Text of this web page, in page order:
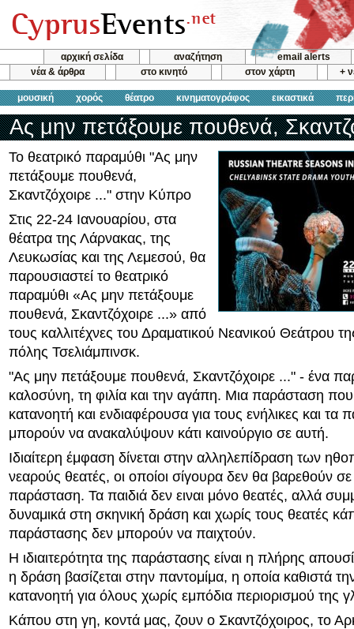
αρχική σελίδα αναζήτηση
email alerts
νέα & άρθρα
στο κινητό στον χάρτη +
μουσική χορός θέατρο κινηματογράφος εικαστικά
Ας μην πετάξουμε πουθενά,
Το θεατρικό παραμύθι "Ας μην
πετάξουμε πουθενά,
Σκαντζόχοιρε ..." στην Κύπρο
Στις 22-24 Ιανουαρίου, στα
θέατρα της Λάρνακας, της
Λευκωσίας και της Λεμεσού, θα
παρουσιαστεί το θεατρικό
παραμύθι «Ας μην πετάξουμε
πουθενά, Σκαντζόχοιρε ...» από
τους καλλιτέχνες του Δραματικού Νεανικού Θεάτρου
πόλης Τσελιάμπινσκ.
"Ας μην πετάξουμε πουθενά, Σκαντζόχοιρε ..." - ένα
καλοσύνη, τη φιλία και την αγάπη. Μια παράσταση που
κατανοητή και ενδιαφέρουσα για τους ενήλικες και τα
μπορούν να ανακαλύψουν κάτι καινούργιο σε αυτή.
Ιδιαίτερη έμφαση δίνεται στην αλληλεπίδραση των
νεαρούς θεατές, οι οποίοι σίγουρα δεν θα βαρεθούν
παράσταση. Τα παιδιά δεν ειναι μόνο θεατές, αλλά
δυναμικά στη σκηνική δράση και χωρίς τους θεατές
παράστασης δεν μπορούν να παιχτούν.
Η ιδιαιτερότητα της παράστασης είναι η πλήρης
η δράση βασίζεται στην παντομίμα, η οποία καθιστά
κατανοητή για όλους χωρίς εμπόδια περιορισμού της
Κάπου στη γη, κοντά μας, ζουν ο Σκαντζόχοιρος, το